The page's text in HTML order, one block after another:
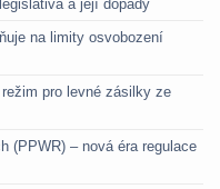
a její dopady
na limity osvobození
pro levné zásilky ze
(PPWR) – nová éra regulace